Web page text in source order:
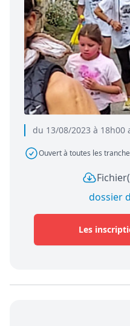
du 13/08/2023 à 18h00
Ouvert à toutes les
dossier
Les